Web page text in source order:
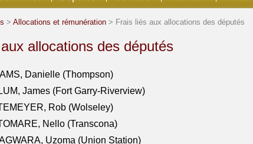
> Allocations et rémunération > Frais liés aux allocations des députés
allocations des députés
Danielle (Thompson)
James (Fort Garry-Riverview)
Rob (Wolseley)
Nello (Transcona)
Uzoma (Union Station)